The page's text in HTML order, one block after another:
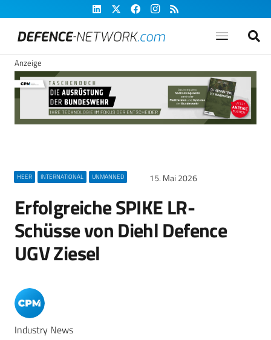
Anzeige
HEER INTERNATIONAL UNMANNED 15. Mai 2026
Erfolgreiche SPIKE LR-
Schüsse von Diehl Defence
UGV Ziesel
Industry News